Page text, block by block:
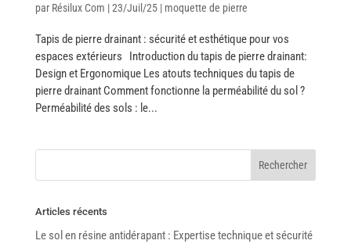
par Résilux Com |23/Juil/25| moquette de pierre
Tapis de pierre drainant : sécurité et esthétique pour vos
espaces extérieurs Introduction du tapis de pierre drainant:
Design et Ergonomique Les atouts techniques du tapis de
pierre drainant Comment fonctionne la perméabilité du sol ?
Perméabilité des sols : le...
Articles récents
Le sol en résine antidérapant : Expertise technique et sécurité